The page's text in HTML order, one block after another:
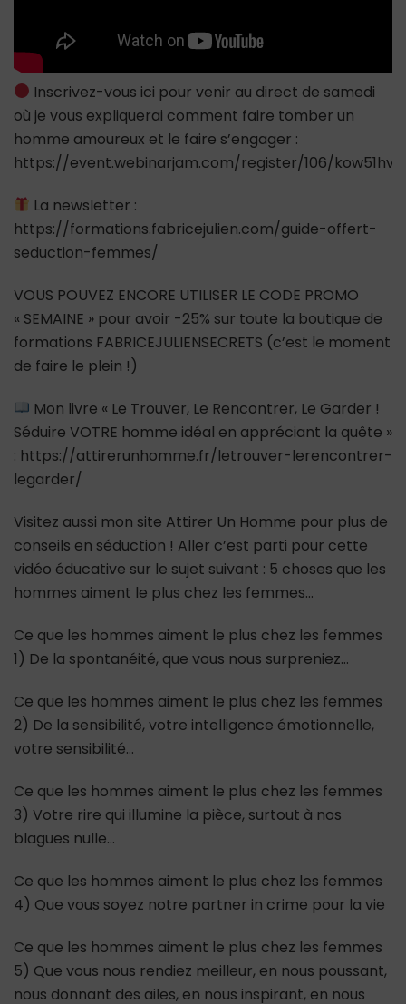
Inscrivez-vous ici pour venir au direct de samedi
où je vous expliquerai comment faire tomber un
homme amoureux et le faire s’engager :
https://event.webinarjam.com/register/106/kow51hvy
La newsletter :
https://formations.fabricejulien.com/guide-offert-
seduction-femmes/
VOUS POUVEZ ENCORE UTILISER LE CODE PROMO
« SEMAINE » pour avoir -25% sur toute la boutique de
formations FABRICEJULIENSECRETS (c’est le moment
de faire le plein !)
Mon livre « Le Trouver, Le Rencontrer, Le Garder !
Séduire VOTRE homme idéal en appréciant la quête »
: https://attirerunhomme.fr/letrouver-lerencontrer-
legarder/
Visitez aussi mon site Attirer Un Homme pour plus de
conseils en séduction ! Aller c’est parti pour cette
vidéo éducative sur le sujet suivant : 5 choses que les
hommes aiment le plus chez les femmes…
Ce que les hommes aiment le plus chez les femmes
1) De la spontanéité, que vous nous surpreniez…
Ce que les hommes aiment le plus chez les femmes
2) De la sensibilité, votre intelligence émotionnelle,
votre sensibilité…
Ce que les hommes aiment le plus chez les femmes
3) Votre rire qui illumine la pièce, surtout à nos
blagues nulle…
Ce que les hommes aiment le plus chez les femmes
4) Que vous soyez notre partner in crime pour la vie
Ce que les hommes aiment le plus chez les femmes
5) Que vous nous rendiez meilleur, en nous poussant,
nous donnant des ailes, en nous inspirant, en nous